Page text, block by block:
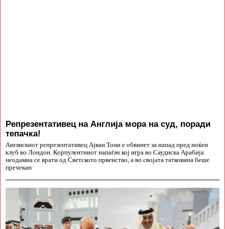
Репрезентативец на Англија мора на суд, поради
тепачка!
Англискиот репрезентативец Ајван Тони е обвинет за напад пред ноќен
клуб во Лондон. Корпулентниот напаѓач кој игра во Саудиска Арабија
неодамна се врати од Светското првенство, а во својата татковина беше
пречекан